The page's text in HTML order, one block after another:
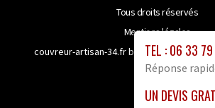
TEL : 06 33
Réponse
UN DEVIS
Tous droits réservés
Mentions légales
couvreur-artisan-34.fr bénéficie de la
site proxy